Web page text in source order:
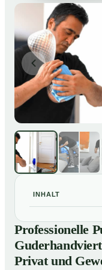
INHALT
01 Professionelle
Reinigung für
So arbeitet eine
Professionelle
Privat und